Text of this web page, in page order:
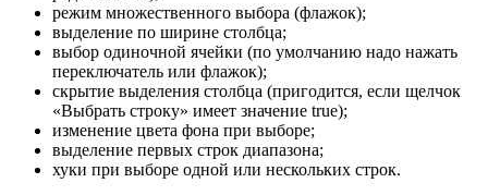
режим множественного выбора (флажок);
выделение по ширине столбца;
выбор одиночной ячейки (по умолчанию надо нажать
переключатель или флажок);
скрытие выделения столбца (пригодится, если щелчок
«Выбрать строку» имеет значение true);
изменение цвета фона при выборе;
выделение первых строк диапазона;
хуки при выборе одной или нескольких строк.